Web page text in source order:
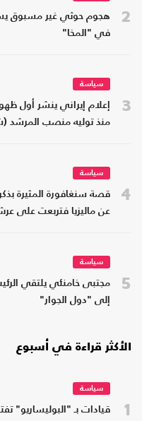
2
هجوم حوثي غير مسبوق
في "المخا"
3
سياسة
إعلام إيراني ينشر أول
منذ توليه منصب المرشد
4
سياسة
قصة سنغافورة المثيرة
عن ماليزيا فتربعت على
5
سياسة
مجتبى خامنئي يلتقي
إلى "دول الجوار"
الأكثر قراءة في أسبوع
1
سياسة
قيادات بـ "البوليساريو"